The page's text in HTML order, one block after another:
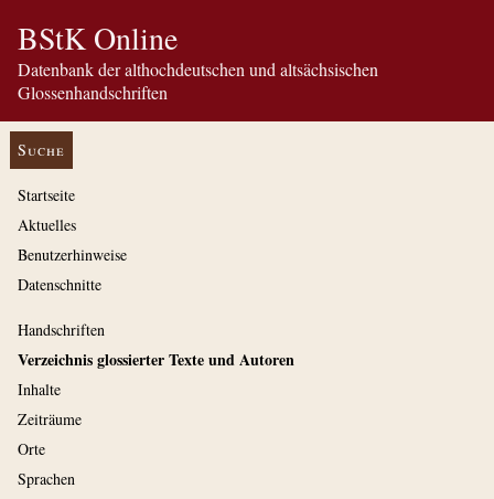
BStK Online
Datenbank der althochdeutschen und altsächsischen
Glossenhandschriften
Suche
Startseite
Aktuelles
Benutzerhinweise
Datenschnitte
Handschriften
Verzeichnis glossierter Texte und Autoren
Inhalte
Zeiträume
Orte
Sprachen